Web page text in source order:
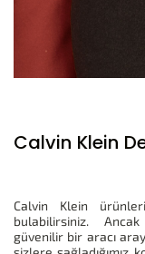
Calvin Klein
Calvin Klein
bulabilirsiniz.
güvenilir bir aracı